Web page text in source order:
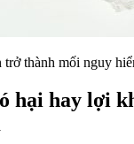
trở thành mối nguy
hại hay lợi